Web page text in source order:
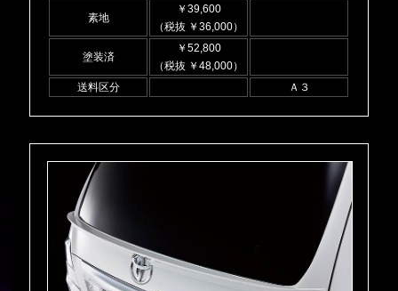
素地
￥39,600
（税抜 ￥36,000）
塗装済
￥52,800
（税抜 ￥48,000）
送料区分
Ａ３